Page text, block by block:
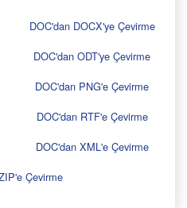
DOC'dan DOCX'ye Çevirme
DOC'dan ODT'ye Çevirme
DOC'dan PNG'e Çevirme
DOC'dan RTF'e Çevirme
DOC'dan XML'e Çevirme
Çevirme